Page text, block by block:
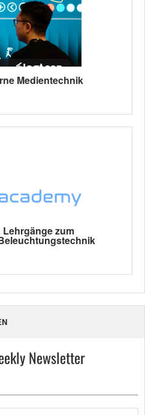
Medientechnik
Lehrgänge zum
Newsletter